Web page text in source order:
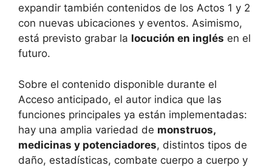
expandir también contenidos de los Actos 1 y 2
con nuevas ubicaciones y eventos. Asimismo,
está previsto grabar la locución en inglés en el
futuro.
Sobre el contenido disponible durante el
Acceso anticipado, el autor indica que las
funciones principales ya están implementadas:
hay una amplia variedad de monstruos,
medicinas y potenciadores, distintos tipos de
daño, estadísticas, combate cuerpo a cuerpo y